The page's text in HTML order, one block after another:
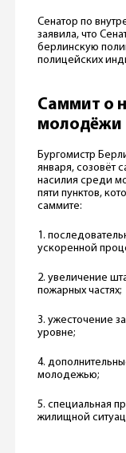
Сенатор по
заявила, что
берлинскую
полицейских
Саммит о
молодёжи
Бургомистр
января, созовёт
насилия среди
пяти пунктов,
саммите:
1.
ускоренной
2. увеличение
пожарных частях;
3. ужесточение
уровне;
4.
молодежью;
5. специальная
жилищной